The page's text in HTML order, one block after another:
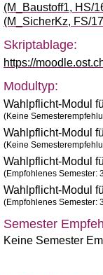
(M_Baustoff1, HS/
(M_SicherKz, FS/
Skriptablage:
https://
Modultyp:
Wahlpflicht-Modul
(Keine
Wahlpflicht-Modul
(Keine
Wahlpflicht-Modul
(Empfohlenes Semester:
Wahlpflicht-Modul
(Empfohlenes Semester:
Semester
Keine Semester